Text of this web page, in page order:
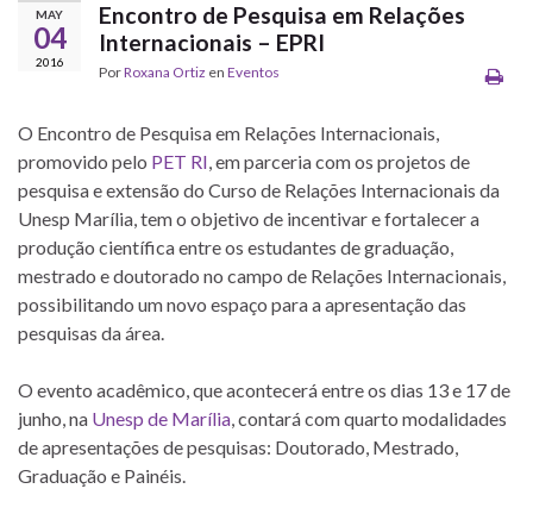
MAY
04
2016
Encontro de Pesquisa em Relações
Internacionais – EPRI
PorRoxana Ortiz en Eventos
O Encontro de Pesquisa em Relações Internacionais,
promovido pelo PET RI, em parceria com os projetos de
pesquisa e extensão do Curso de Relações Internacionais da
Unesp Marília, tem o objetivo de incentivar e fortalecer a
produção científica entre os estudantes de graduação,
mestrado e doutorado no campo de Relações Internacionais,
possibilitando um novo espaço para a apresentação das
pesquisas da área.
O evento acadêmico, que acontecerá entre os dias 13 e 17 de
junho, na Unesp de Marília, contará com quarto modalidades
de apresentações de pesquisas: Doutorado, Mestrado,
Graduação e Painéis.